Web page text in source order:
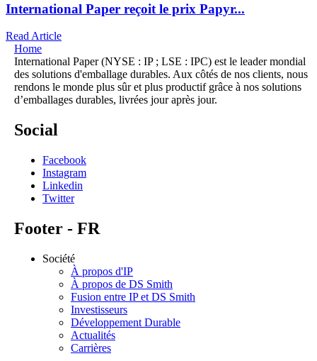
International Paper reçoit le prix Papyr...
Read Article
Home
International Paper (NYSE : IP ; LSE : IPC) est le leader mondial
des solutions d'emballage durables. Aux côtés de nos clients, nous
rendons le monde plus sûr et plus productif grâce à nos solutions
d’emballages durables, livrées jour après jour.
Social
Facebook
Instagram
Linkedin
Twitter
Footer - FR
Société
À propos d'IP
À propos de DS Smith
Fusion entre IP et DS Smith
Investisseurs
Développement Durable
Actualités
Carrières